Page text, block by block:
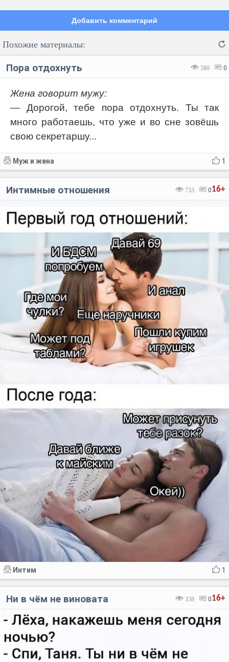
Добавить комментарий
Похожие материалы:
580 0
Пора отдохнуть
Жена говорит мужу:
— Дорогой, тебе пора отдохнуть. Ты так
много работаешь, что уже и во сне зовёшь
свою секретаршу...
1
Муж и жена
16+
733 0
Интимные отношения
1
Интим
16+
338 0
Ни в чём не виновата